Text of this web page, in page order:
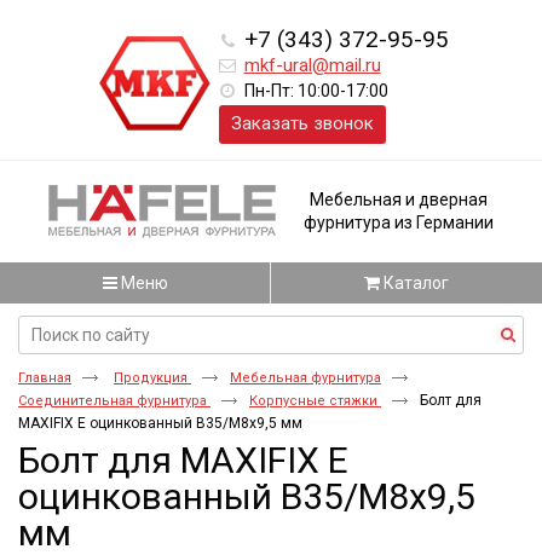
+7 (343) 372-95-95
mkf-ural@mail.ru
Пн-Пт: 10:00-17:00
Заказать звонок
Мебельная и дверная
фурнитура из Германии
Меню Каталог
Главная Продукция
Мебельная фурнитура
Соединительная фурнитура
Корпусные стяжки
Болт для
MAXIFIX E оцинкованный B35/M8x9,5 мм
Болт для MAXIFIX E
оцинкованный B35/M8x9,5
мм